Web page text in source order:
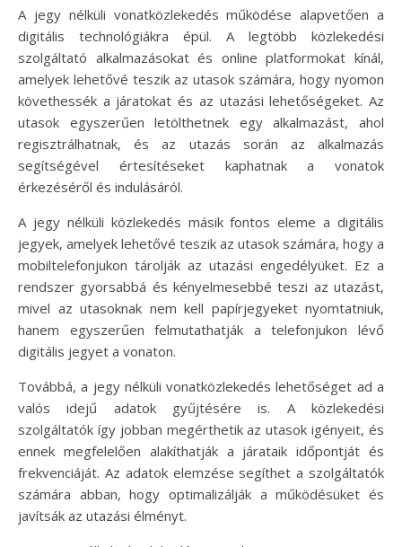
A jegy nélküli vonatközlekedés működése alapvetően a
digitális technológiákra épül. A legtöbb közlekedési
szolgáltató alkalmazásokat és online platformokat kínál,
amelyek lehetővé teszik az utasok számára, hogy nyomon
követhessék a járatokat és az utazási lehetőségeket. Az
utasok egyszerűen letölthetnek egy alkalmazást, ahol
regisztrálhatnak, és az utazás során az alkalmazás
segítségével értesítéseket kaphatnak a vonatok
érkezéséről és indulásáról.
A jegy nélküli közlekedés másik fontos eleme a digitális
jegyek, amelyek lehetővé teszik az utasok számára, hogy a
mobiltelefonjukon tárolják az utazási engedélyüket. Ez a
rendszer gyorsabbá és kényelmesebbé teszi az utazást,
mivel az utasoknak nem kell papírjegyeket nyomtatniuk,
hanem egyszerűen felmutathatják a telefonjukon lévő
digitális jegyet a vonaton.
Továbbá, a jegy nélküli vonatközlekedés lehetőséget ad a
valós idejű adatok gyűjtésére is. A közlekedési
szolgáltatók így jobban megérthetik az utasok igényeit, és
ennek megfelelően alakíthatják a járataik időpontját és
frekvenciáját. Az adatok elemzése segíthet a szolgáltatók
számára abban, hogy optimalizálják a működésüket és
javítsák az utazási élményt.